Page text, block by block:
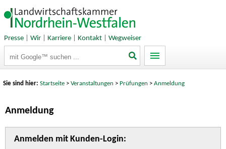
Presse| Wir| Karriere| Kontakt| Wegweiser
Sie sind hier:Startseite >Veranstaltungen > Prüfungen >Anmeldung
Anmeldung
Anmelden mit Kunden-Login: